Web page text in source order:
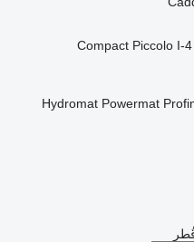
Compact Piccolo I-4
Hydromat Powermat